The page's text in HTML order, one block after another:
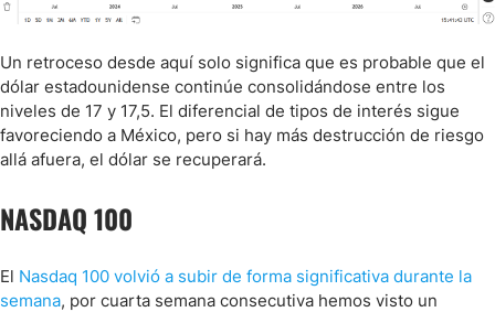
Un retroceso desde aquí solo significa que es probable que el
dólar estadounidense continúe consolidándose entre los
niveles de 17 y 17,5. El diferencial de tipos de interés sigue
favoreciendo a México, pero si hay más destrucción de riesgo
allá afuera, el dólar se recuperará.
NASDAQ 100
El Nasdaq 100 volvió a subir de forma significativa durante la
semana, por cuarta semana consecutiva hemos visto un